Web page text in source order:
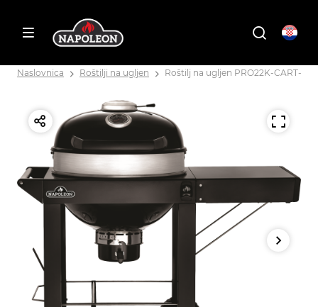
Naslovnica Roštilji na ugljen Roštilj na ugljen PRO22K-CART-3